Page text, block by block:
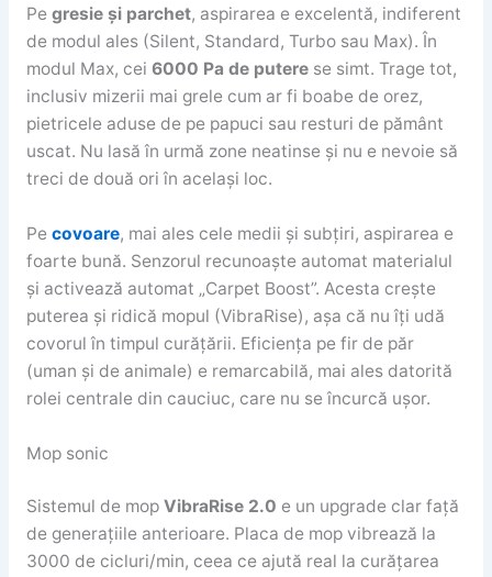
Pe gresie și parchet, aspirarea e excelentă, indiferent
de modul ales (Silent, Standard, Turbo sau Max). În
modul Max, cei 6000 Pa de puterese simt. Trage tot,
inclusiv mizerii mai grele cum ar fi boabe de orez,
pietricele aduse de pe papuci sau resturi de pământ
uscat. Nu lasă în urmă zone neatinse și nu e nevoie să
treci de două ori în același loc.
Pe covoare, mai ales cele medii și subțiri, aspirarea e
foarte bună. Senzorul recunoaște automat materialul
și activează automat „Carpet Boost”. Acesta crește
puterea și ridică mopul (VibraRise), așa că nu îți udă
covorul în timpul curățării. Eficiența pe fir de păr
(uman și de animale) e remarcabilă, mai ales datorită
rolei centrale din cauciuc, care nu se încurcă ușor.
Mop sonic
Sistemul de mop VibraRise 2.0 e un upgrade clar față
de generațiile anterioare. Placa de mop vibrează la
3000 de cicluri/min, ceea ce ajută real la curățarea